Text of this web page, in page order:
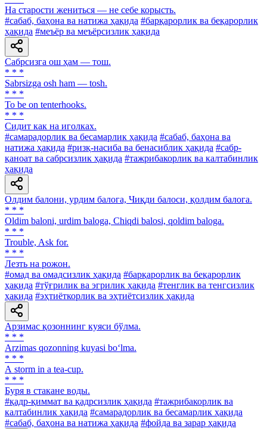
Ha старости жениться — не себе корысть.
#сабаб, баҳона ва натижа ҳақида #барқарорлик ва беқарорлик
ҳақида #меъёр ва меъёрсизлик ҳақида
Сабрсизга ош ҳам — тош.
* * *
Sabrsizga osh ham — tosh.
* * *
To be on tenterhooks.
* * *
Сидит как на иголках.
#самарадорлик ва бесамарлик ҳақида #сабаб, баҳона ва
натижа ҳақида #ризқ-насиба ва бенасиблик ҳақида #сабр-
қаноат ва сабрсизлик ҳақида #тажрибакорлик ва калтабинлик
ҳақида
Олдим балони, урдим балога, Чиқди балоси, қолдим балога.
* * *
Oldim baloni, urdim baloga, Chiqdi balosi, qoldim baloga.
* * *
Trouble, Ask for.
* * *
Лезть на рожон.
#омад ва омадсизлик ҳақида #барқарорлик ва беқарорлик
ҳақида #тўғрилик ва эгрилик ҳақида #тенглик ва тенгсизлик
ҳақида #эҳтиёткорлик ва эҳтиётсизлик ҳақида
Арзимас қозоннинг куяси бўлма.
* * *
Arzimas qozonning kuyasi bo‘lma.
* * *
А storm in a tea-cup.
* * *
Буря в стакане воды.
#қадр-қиммат ва қадрсизлик ҳақида #тажрибакорлик ва
калтабинлик ҳақида #самарадорлик ва бесамарлик ҳақида
#сабаб, баҳона ва натижа ҳақида #фойда ва зарар ҳақида